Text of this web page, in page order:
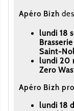
Apéro Bizh
lundi 18
Saint-
lundi 20
Zero
Apéro Bizh pro
lundi 18